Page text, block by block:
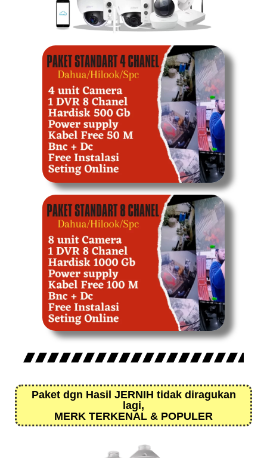
Paket dgn Hasil JERNIH tidak diragukan
lagi,
MERK TERKENAL & POPULER